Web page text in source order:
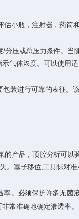
小瓶，注射器，药筒和
或总压力条件。当
气体浓度。可以使用
进行可靠的表征。
品，顶腔分析可以
塞子移位,工具賕对
必须保护许多无菌
常准确地确定渗透率。